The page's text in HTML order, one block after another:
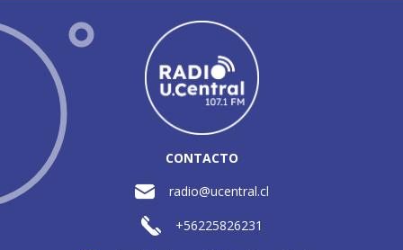
CONTACTO
radio@ucentral.cl
+56225826231